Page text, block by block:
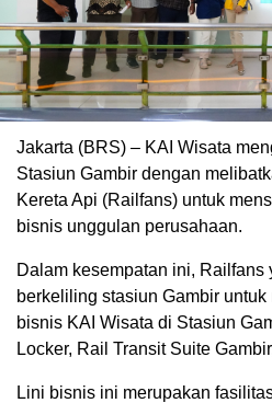
Jakarta (BRS) – KAI Wisata
Stasiun Gambir dengan
Kereta Api (Railfans) untuk
bisnis unggulan perusahaan.
Dalam kesempatan ini, Railfans
berkeliling stasiun Gambir
bisnis KAI Wisata di Stasiun
Locker, Rail Transit Suite
Lini bisnis ini merupakan